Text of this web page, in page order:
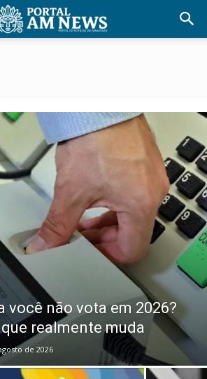
você não vota em 2026?
realmente muda
de 2026